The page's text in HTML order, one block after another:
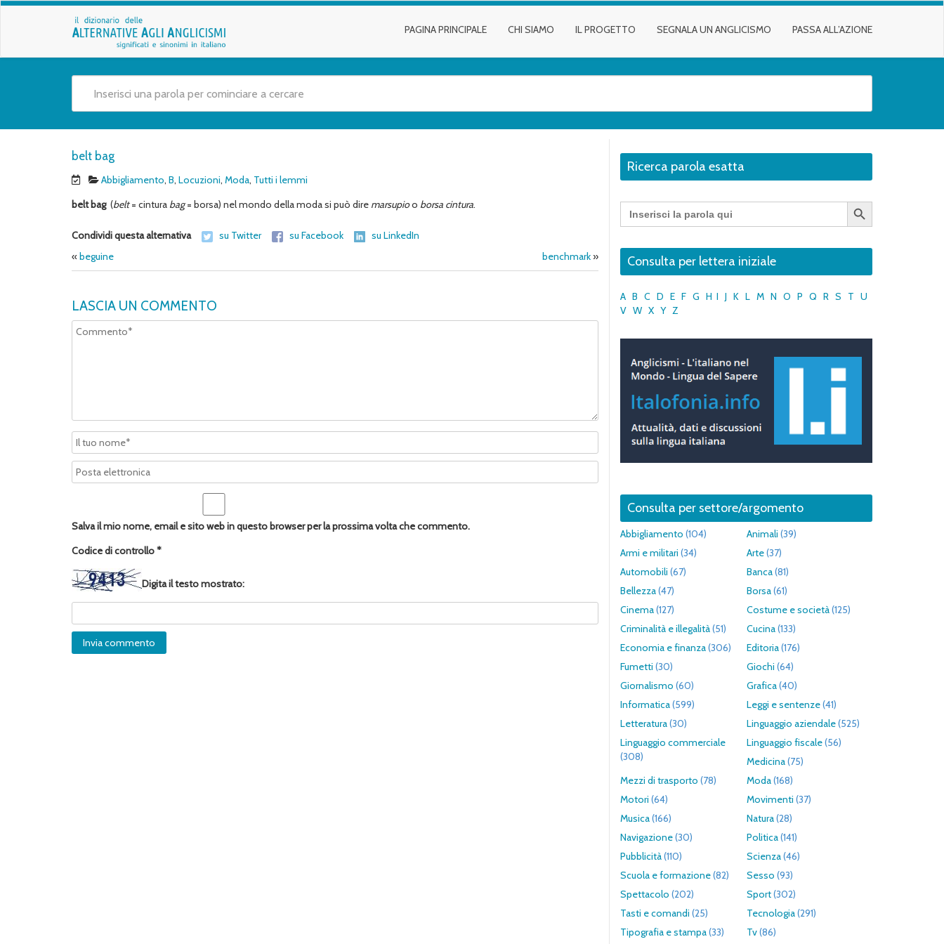
PAGINA PRINCIPALE CHI SIAMO IL PROGETTO SEGNALA UN ANGLICISMO PASSA ALL’AZIONE
belt bag
Abbigliamento, B, Locuzioni, Moda, Tutti i lemmi
belt bag (belt= cintura bag= borsa) nel mondo della moda si può dire marsupioo borsa cintura.
Condividi questa alternativa su Twitter su Facebook
su LinkedIn
«beguine benchmark»
LASCIA UN COMMENTO
Salva il mio nome, email e sito web in questo browser per la prossima volta che commento.
Codice di controllo*
Digita il testo mostrato:
Ricerca parola esatta
Search
for:
Search Button
Consulta per lettera iniziale
A B C D E F G H I J K L M N O P Q R S T U
V W X Y Z
Consulta per settore/argomento
Abbigliamento (104) Animali (39)
Armi e militari (34) Arte(37)
Automobili (67) Banca(81)
Bellezza(47) Borsa(61)
Cinema(127) Costume e società(125)
Criminalità e illegalità(51) Cucina(133)
Economia e finanza(306) Editoria(176)
Fumetti (30) Giochi (64)
Giornalismo (60) Grafica(40)
Informatica(599) Leggi e sentenze(41)
Letteratura(30) Linguaggio aziendale(525)
Linguaggio commerciale
(308)
Linguaggio fiscale(56)
Medicina(75)
Mezzi di trasporto (78) Moda(168)
Motori (64) Movimenti (37)
Musica(166) Natura(28)
Navigazione(30) Politica(141)
Pubblicità(110) Scienza(46)
Scuola e formazione(82) Sesso (93)
Spettacolo (202) Sport(302)
Tasti e comandi (25) Tecnologia(291)
Tipografia e stampa(33) Tv(86)